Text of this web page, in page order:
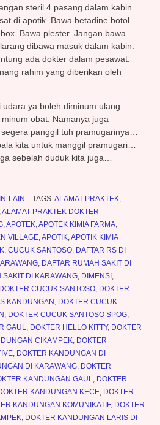
steril 4 pasang dalam kabin
di apotik. Bawa betadine botol
Bawa plester. Jangan bawa
dibawa masuk dalam kabin.
ada dokter dalam pesawat.
rahim yang diberikan oleh
ya boleh diminum ulang
obat. Namanya juga
panggil tuh pramugarinya…
kita untuk manggil pramugari…
sebelah duduk kita juga…
LAIN TAGS:ALAMAT PRAKTEK
ALAMAT PRAKTEK DOKTER
APOTEK APOTEK KIMIA FARMA
VILLAGE APOTIK APOTIK KIMIA
CUCUK SANTOSO DAFTAR RS DI
DAFTAR RUMAH SAKIT DI
SAKIT DI KARAWANG DIMENSI
DOKTER CUCUK SANTOSO DOKTER
KANDUNGAN DOKTER CUCUK
DOKTER CUCUK SANTOSO SPOG
GAUL DOKTER HELLO KITTY, DOKTER
CIKAMPEK DOKTER
DOKTER KANDUNGAN DI
DI KARAWANG DOKTER
KANDUNGAN GAUL
DOKTER
KANDUNGAN KECE DOKTER
KANDUNGAN KOMUNIKATIF, DOKTER
DOKTER KANDUNGAN LARIS DI